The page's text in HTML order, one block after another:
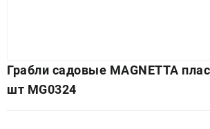
Грабли садовые MAGNETTA
шт MG0324